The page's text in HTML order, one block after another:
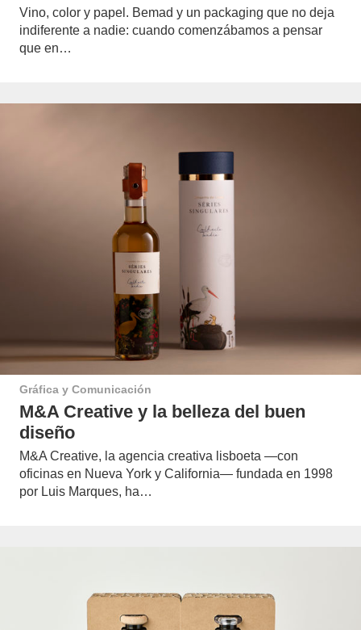
Vino, color y papel. Bemad y un packaging que no deja
indiferente a nadie: cuando comenzábamos a pensar
que en…
Gráfica y Comunicación
M&A Creative y la belleza del buen
diseño
M&A Creative, la agencia creativa lisboeta —con
oficinas en Nueva York y California— fundada en 1998
por Luis Marques, ha…